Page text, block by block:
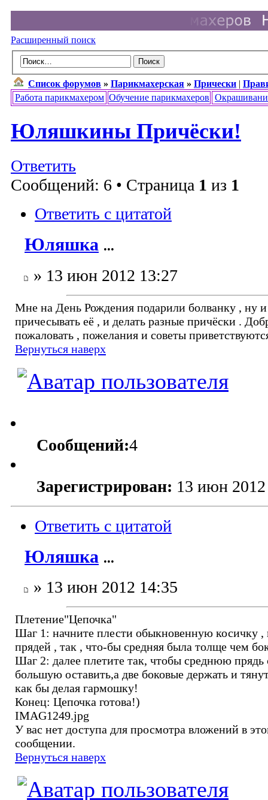
Расширенный поиск
Список форумов » Парикмахерская » Прически |
Работа парикмахером Обучение парикмахеров
Юляшкины Причёски!
Ответить
Сообщений: 6 • Страница 1 из 1
Ответить с цитатой
Юляшка ...
» 13 июн 2012 13:27
Мне на День Рождения подарили болванку , ну и
причесывать её , и делать разные причёски .
пожаловать , пожелания и советы
Вернуться наверх
Сообщений:4
Зарегистрирован: 13 июн
Ответить с цитатой
Юляшка ...
» 13 июн 2012 14:35
Плетение"Цепочка"
Шаг 1: начните плести обыкновенную косичку ,
прядей , так , что-бы средняя была толще чем
Шаг 2: далее плетите так, чтобы среднюю
большую оставить,а две боковые держать и
как бы делая гармошку!
Конец: Цепочка готова!)
IMAG1249.jpg
У вас нет доступа для просмотра вложений в
сообщении.
Вернуться наверх